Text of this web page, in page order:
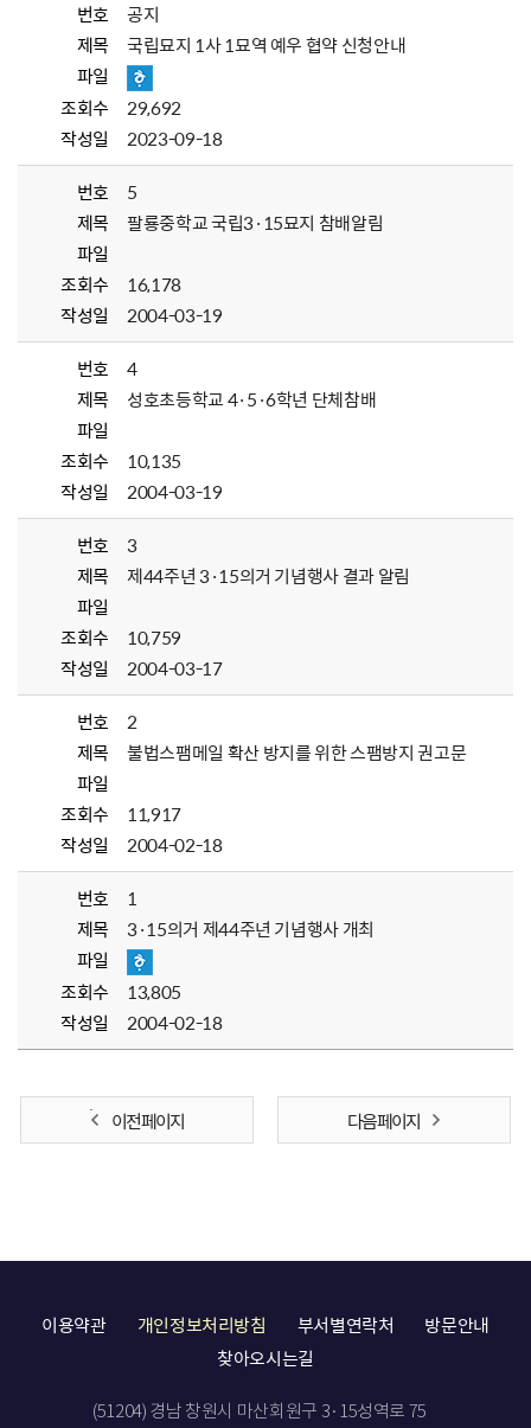
번호
공지
제목
국립묘지 1사 1묘역 예우 협약 신청안내
파일
조회수
29,692
작성일
2023-09-18
번호
5
제목
팔룡중학교 국립3·15묘지 참배알림
파일
조회수
16,178
작성일
2004-03-19
번호
4
제목
성호초등학교 4·5·6학년 단체참배
파일
조회수
10,135
작성일
2004-03-19
번호
3
제목
제44주년 3·15의거 기념행사 결과 알림
파일
조회수
10,759
작성일
2004-03-17
번호
2
제목
불법스팸메일 확산 방지를 위한 스팸방지 권고문
파일
조회수
11,917
작성일
2004-02-18
번호
1
제목
3·15의거 제44주년 기념행사 개최
파일
조회수
13,805
작성일
2004-02-18
이전 페이지 다음 페이지
이용약관 개인정보처리방침 부서별연락처
방문안내
찾아오시는길
(51204) 경남 창원시 마산회원구 3·15성역로 75